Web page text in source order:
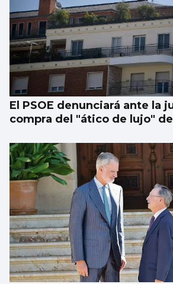
El PSOE denunciará ante la
compra del "ático de lujo"